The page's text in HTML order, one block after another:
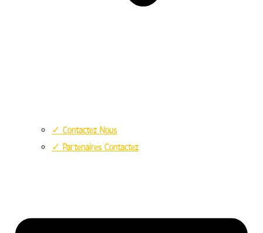
✓ Contactez Nous
✓ Partenaires Contactez